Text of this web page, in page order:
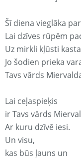
Šī diena vieglāka
Lai dzīves rūpēm
Uz mirkli kļūsti
Jo šodien prieka
Tavs vārds
Lai ceļaspieķis
ir Tavs vārds
Ar kuru dzīvē iesi.
Un visu,
kas būs ļauns un